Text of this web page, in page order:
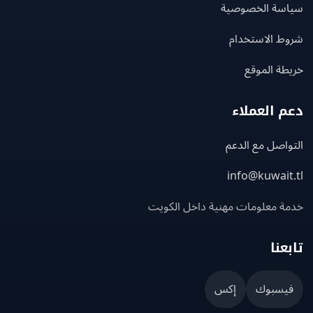
الخصوصية
الاستخدام
الموقع
العملاء
مع الدعم
معلومات مهنية داخل الكويت
إكس